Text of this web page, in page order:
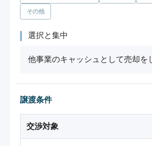
その他
選択と集中
他事業のキャッシュとして売却を
譲渡条件
交渉対象